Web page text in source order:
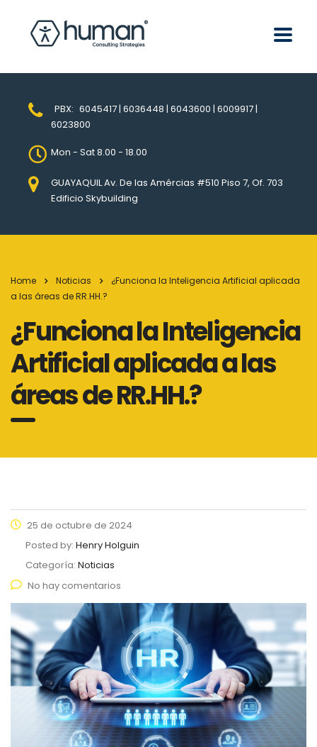
PBX: 6045417 | 6036448 | 6043600 | 6009917 |
6023800
Mon - Sat 8.00 - 18.00
GUAYAQUIL Av. De las Amércias #510 Piso 7, Of. 703
Edificio Skybuilding
Home Noticias
¿Funciona la Inteligencia Artificial aplicada
a las áreas de RR.HH.?
¿Funciona la Inteligencia
Artificial aplicada a las
áreas de RR.HH.?
25 de octubre de 2024
Posted by: Henry Holguin
Categoría: Noticias
No hay comentarios